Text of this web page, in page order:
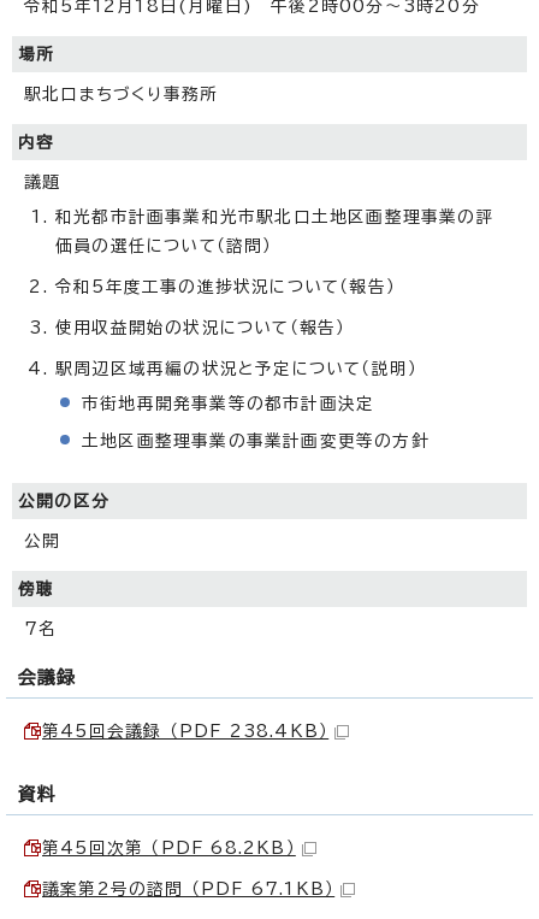
令和5年12月18日(月曜日) 午後2時00分～3時20分
場所
駅北口まちづくり事務所
内容
議題
和光都市計画事業和光市駅北口土地区画整理事業の評
価員の選任について（諮問）
令和5年度工事の進捗状況について（報告）
使用収益開始の状況について（報告）
駅周辺区域再編の状況と予定について（説明）
市街地再開発事業等の都市計画決定
土地区画整理事業の事業計画変更等の方針
公開の区分
公開
傍聴
7名
会議録
第45回会議録 （PDF 238.4KB）
資料
第45回次第 （PDF 68.2KB）
議案第2号の諮問 （PDF 67.1KB）